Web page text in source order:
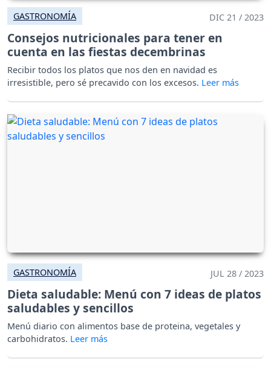
GASTRONOMÍA DIC 21 / 2023
Consejos nutricionales para tener en
cuenta en las fiestas decembrinas
Recibir todos los platos que nos den en navidad es
irresistible, pero sé precavido con los excesos.
GASTRONOMÍA JUL 28 / 2023
Dieta saludable: Menú con 7 ideas de platos
saludables y sencillos
Menú diario con alimentos base de proteina, vegetales y
carbohidratos.